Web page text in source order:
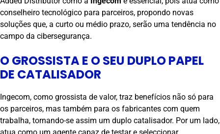
conselheiro tecnológico para parceiros, propondo novas
soluções que, a curto ou médio prazo, serão uma tendência no
campo da cibersegurança.
O GROSSISTA E O SEU DUPLO PAPEL
DE CATALISADOR
Ingecom, como grossista de valor, traz benefícios não só para
os parceiros, mas também para os fabricantes com quem
trabalha, tornando-se assim um duplo catalisador. Por um lado,